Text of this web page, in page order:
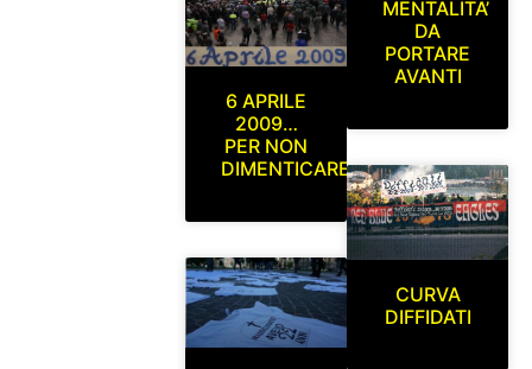
6 APRILE
2009…
PER NON
DIMENTICARE
MENTALITA’
DA
PORTARE
AVANTI
CURVA
DIFFIDATI